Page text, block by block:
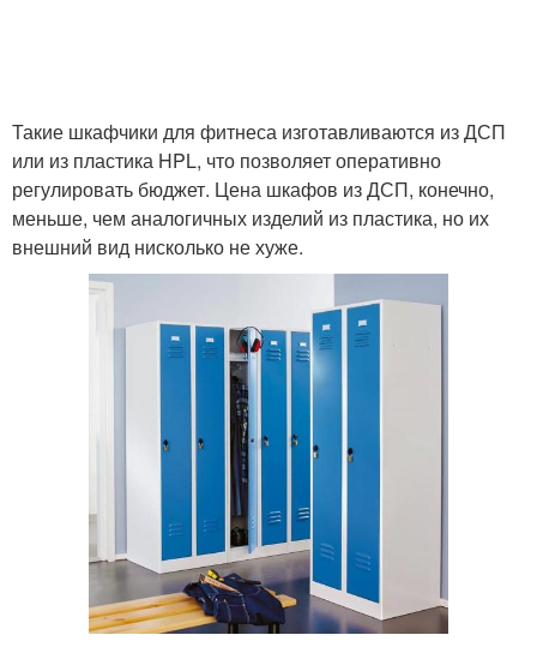
Такие шкафчики для фитнеса изготавливаются из ДСП
или из пластика HPL, что позволяет оперативно
регулировать бюджет. Цена шкафов из ДСП, конечно,
меньше, чем аналогичных изделий из пластика, но их
внешний вид нисколько не хуже.